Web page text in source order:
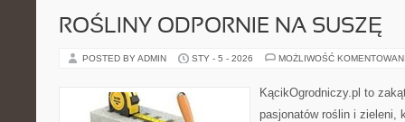
ROŚLINY ODPORNIE NA SUSZĘ
POSTED BY ADMIN STY - 5 - 2026 MOŻLIWOŚĆ
KącikOgrodniczy.pl to
pasjonatów roślin i zieleni,